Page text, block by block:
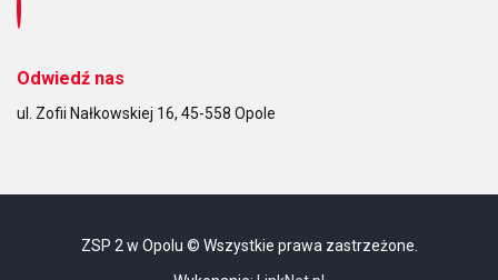
Odwiedź nas
ul. Zofii Nałkowskiej 16, 45-558 Opole
ZSP 2 w Opolu © Wszystkie prawa zastrzeżone.